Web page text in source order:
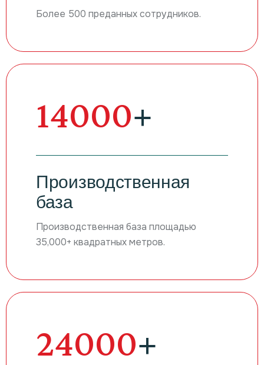
Более 500 преданных сотрудников.
22400+
Производственная
база
Производственная база площадью
35,000+ квадратных метров.
38400+